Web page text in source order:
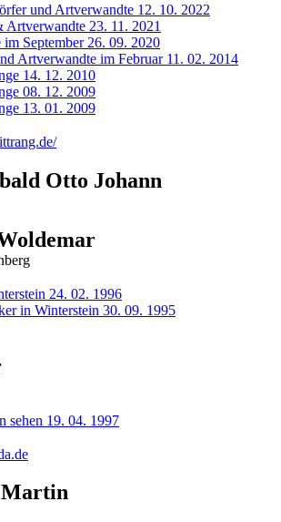
und Artverwandte 12. 10. 2022
Artverwandte 23. 11. 2021
September 26. 09. 2020
Artverwandte im Februar 11. 02. 2014
14. 12. 2010
08. 12. 2009
13. 01. 2009
Otto Johann
24. 02. 1996
in Winterstein 30. 09. 1995
sehen 19. 04. 1997